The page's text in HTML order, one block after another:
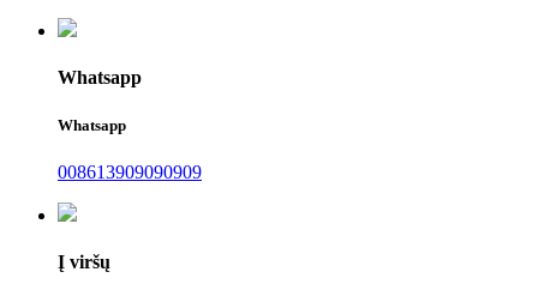
Whatsapp
Whatsapp
008613909090909
Į viršų